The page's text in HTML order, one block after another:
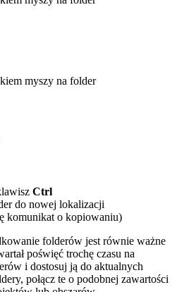
myszy na folder
Ctrl
do nowej lokalizacji
komunikat o kopiowaniu)
folderów jest równie ważne
poświęć trochę czasu na
i dostosuj ją do aktualnych
połącz te o podobnej zawartości